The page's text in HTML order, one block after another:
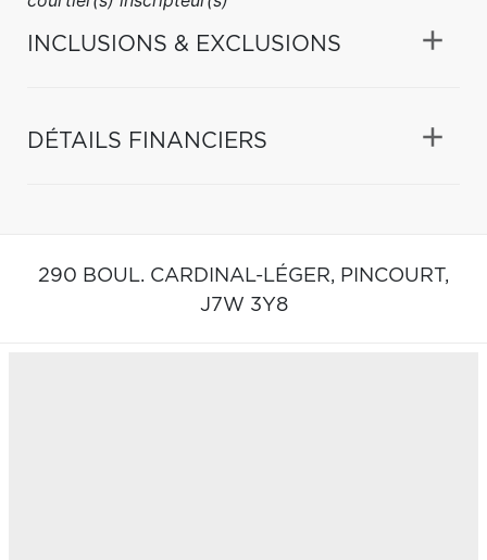
INCLUSIONS & EXCLUSIONS
DÉTAILS FINANCIERS
290 BOUL. CARDINAL-LÉGER, PINCOURT,
J7W 3Y8